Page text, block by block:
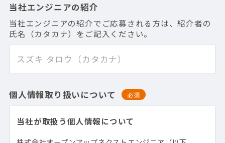
当社エンジニアの紹介
当社エンジニアの紹介でご応募される方は、紹介者の
氏名（カタカナ）をご記入ください。
個人情報取り扱いについて 必須
当社が取扱う個人情報について